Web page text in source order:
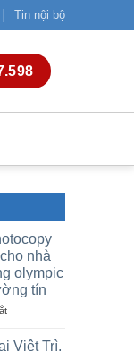
Tin nội bộ
nhà
olympic
tín
ở
thuê
Việt Trì,